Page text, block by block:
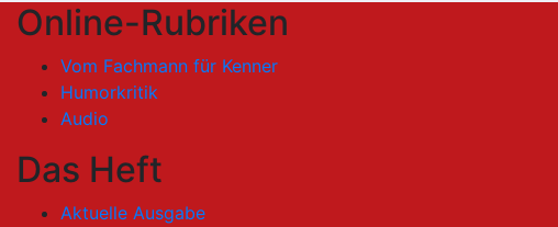
Online-Rubriken
Vom Fachmann für Kenner
Humorkritik
Audio
Das Heft
Aktuelle Ausgabe